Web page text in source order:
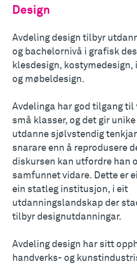
Design
Avdeling design tilbyr
og bachelornivå i grafisk
klesdesign,
og møbeldesign.
Avdelinga har god tilgang til
små klasser, og det gir
utdanne sjølvstendig
snarare enn å reprodusere
diskursen kan utfordre han
samfunnet vidare. Dette er
ein statleg institusjon, i eit
utdanningslandskap der
tilbyr designutdanningar.
Avdeling design har sitt
handverks- og